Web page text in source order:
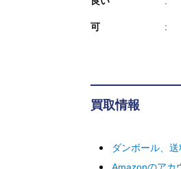
可
買取情報
ダンボール、